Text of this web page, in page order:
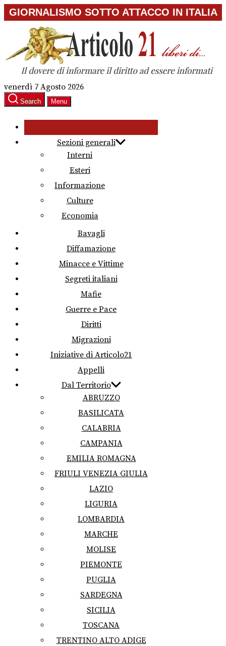
Skip
to
content
GIORNALISMO SOTTO ATTACCO IN ITALIA
venerdì 7 Agosto 2026
Search Menu
Sezioni generali
Interni
Esteri
Informazione
Culture
Economia
Bavagli
Diffamazione
Minacce e Vittime
Segreti italiani
Mafie
Guerre e Pace
Diritti
Migrazioni
Iniziative di Articolo21
Appelli
Dal Territorio
ABRUZZO
BASILICATA
CALABRIA
CAMPANIA
EMILIA ROMAGNA
FRIULI VENEZIA GIULIA
LAZIO
LIGURIA
LOMBARDIA
MARCHE
MOLISE
PIEMONTE
PUGLIA
SARDEGNA
SICILIA
TOSCANA
TRENTINO ALTO ADIGE